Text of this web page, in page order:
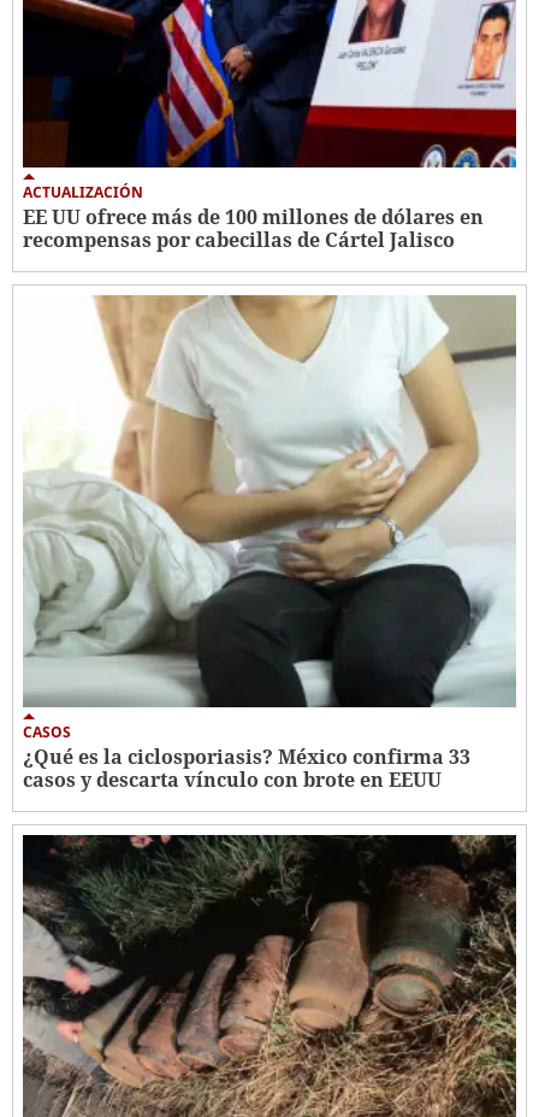
ACTUALIZACIÓN
EE UU ofrece más de 100 millones de dólares en
recompensas por cabecillas de Cártel Jalisco
CASOS
¿Qué es la ciclosporiasis? México confirma 33
casos y descarta vínculo con brote en EEUU